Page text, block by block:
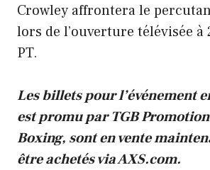
Crowley affrontera le
lors de l’ouverture télévisée à
PT.
Les billets pour l’événement
est promu par TGB
Boxing, sont en vente
être achetés via AXS.com.